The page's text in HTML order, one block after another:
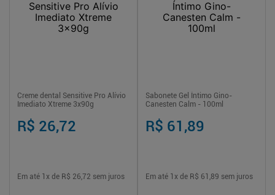
Creme dental Sensitive Pro Alívio
Imediato Xtreme 3x90g
R$ 26,72
Em até 1 x de R$ 26,72 sem juros
Sabonete Gel Íntimo Gino-
Canesten Calm - 100ml
R$ 61,89
Em até 1 x de R$ 61,89 sem juros